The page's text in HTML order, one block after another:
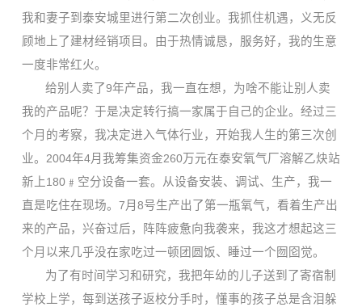
我和妻子到泰安城里进行第二次创业。我抓住机遇，义无反
顾地上了建材经销项目。由于热情诚恳，服务好，我的生意
一度非常红火。
给别人卖了9年产品，我一直在想，为啥不能让别人卖
我的产品呢？于是决定转行搞一家属于自己的企业。经过三
个月的考察，我决定进入气体行业，开始我人生的第三次创
业。 2004年4月我筹集资金260万元在泰安氧气厂溶解乙炔站
新上180 ﹟空分设备一套。从设备安装、调试、生产，我一
直是吃住在现场。 7月 8号生产出了第一瓶氧气，看着生产出
来的产品，兴奋过后，阵阵疲惫向我袭来，我这才想起这三
个月以来几乎没在家吃过一顿团圆饭、睡过一个囫囵觉。
为了有时间学习和研究，我把年幼的儿子送到了寄宿制
学校上学，每到送孩子返校分手时，懂事的孩子总是含泪躲